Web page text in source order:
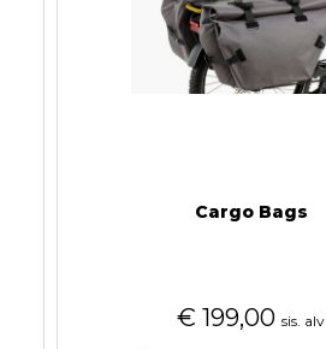
Cargo Bags
€ 199,00 sis. alv